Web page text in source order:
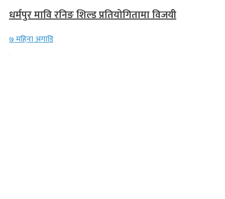
धर्मपुर मावि रनिङ शिल्ड प्रतियोगितामा विजयी
७ महिना अगाडि